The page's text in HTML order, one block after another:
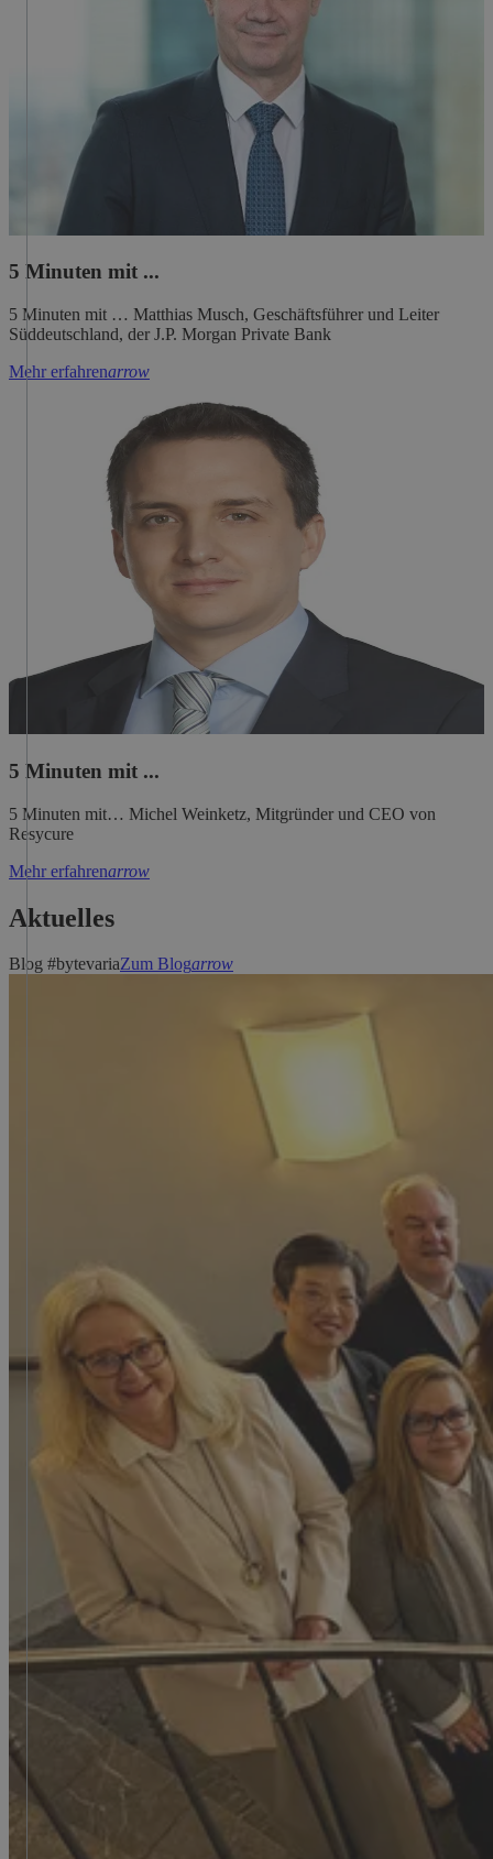
5 Minuten mit ...
5 Minuten mit … Matthias Musch, Geschäftsführer und Leiter
Süddeutschland, der J.P. Morgan Private Bank
Mehr erfahrenarrow
5 Minuten mit ...
5 Minuten mit… Michel Weinketz, Mitgründer und CEO von
Resycure
Mehr erfahrenarrow
Aktuelles
Blog #bytevariaZum Blogarrow